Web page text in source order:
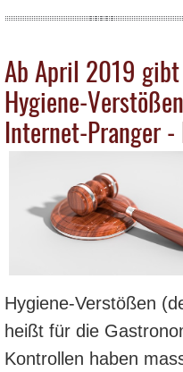
Ab April 2019
Hygiene-
Internet-Pranger
Hygiene-Verstößen
heißt für die
Kontrollen haben